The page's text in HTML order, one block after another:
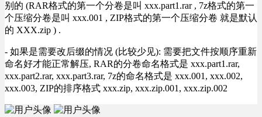
别的 (RAR格式的第一个分卷是叫 xxx.part1.rar , 7z格式的第一
个压缩分卷是叫 xxx.001 , ZIP格式的第一个压缩分卷 就是默认
的 XXX.zip ) .
- 如果是需要改后缀的情况 (比较少见): 需要把文件按顺序重新
命名好才能正常解压, RAR的分卷命名格式是 xxx.part1.rar,
xxx.part2.rar, xxx.part3.rar, 7z的命名格式是 xxx.001, xxx.002,
xxx.003, ZIP的排序格式 xxx.zip, xxx.zip.001, xxx.zip.002